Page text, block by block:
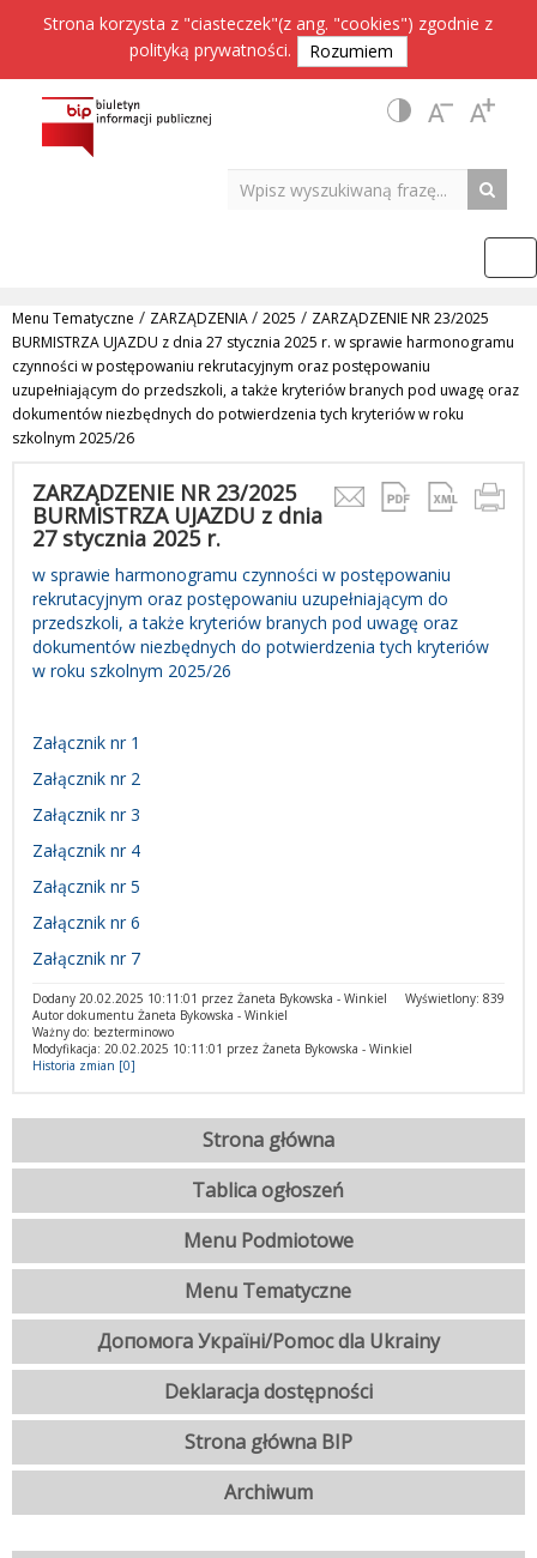
Strona korzysta z "ciasteczek"(z ang. "cookies") zgodnie z
polityką prywatności. Rozumiem
Menu Tematyczne / ZARZĄDZENIA/ 2025 / ZARZĄDZENIE NR 23/2025
BURMISTRZA UJAZDU z dnia 27 stycznia 2025 r. w sprawie harmonogramu
czynności w postępowaniu rekrutacyjnym oraz postępowaniu
uzupełniającym do przedszkoli, a także kryteriów branych pod uwagę oraz
dokumentów niezbędnych do potwierdzenia tych kryteriów w roku
szkolnym 2025/26
ZARZĄDZENIE NR 23/2025
BURMISTRZA UJAZDU z dnia
27 stycznia 2025 r.
w sprawie harmonogramu czynności w postępowaniu
rekrutacyjnym oraz postępowaniu uzupełniającym do
przedszkoli, a także kryteriów branych pod uwagę oraz
dokumentów niezbędnych do potwierdzenia tych kryteriów
w roku szkolnym 2025/26
Załącznik nr 1
Załącznik nr 2
Załącznik nr 3
Załącznik nr 4
Załącznik nr 5
Załącznik nr 6
Załącznik nr 7
Wyświetlony: 839
Dodany 20.02.2025 10:11:01 przez Żaneta Bykowska - Winkiel
Autor dokumentu Żaneta Bykowska - Winkiel
Ważny do: bezterminowo
Modyfikacja: 20.02.2025 10:11:01 przez Żaneta Bykowska - Winkiel
Historia zmian [0]
Strona główna
Tablica ogłoszeń
Menu Podmiotowe
Menu Tematyczne
Допомога Україні/Pomoc dla Ukrainy
Deklaracja dostępności
Strona główna BIP
Archiwum